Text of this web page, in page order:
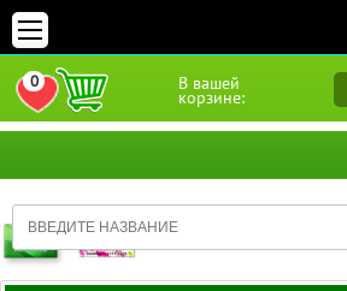
В вашей
корзине:
0
ПЕРЕЙТИ В ИЗБРАННОЕ